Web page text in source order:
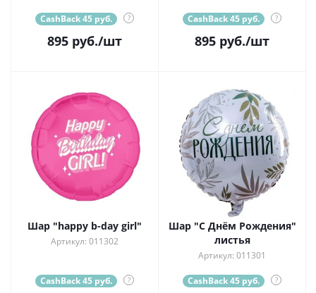
CashBack 45 руб. ?
895 руб./шт
CashBack 45 руб. ?
895 руб./шт
Шар "happy b-day girl"
Артикул: 011302
CashBack 45 руб. ?
Шар "С Днём Рождения"
листья
Артикул: 011301
CashBack 45 руб. ?